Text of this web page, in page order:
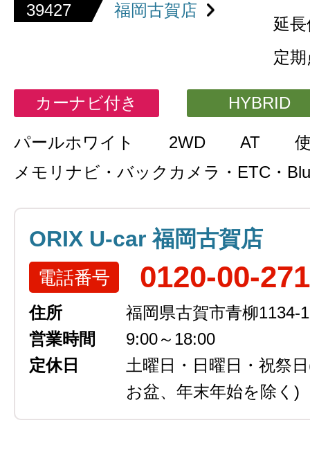
39427 福岡古賀店
延
定
カーナビ付き HYBRID
パールホワイト 2WD AT
メモリナビ・バックカメラ・ETC・
ORIX U-car 福岡古賀店
電話番号 0120-00-
住所
福岡県古賀市青柳1134-1
営業時間
9:00～18:00
定休日
土曜日・日曜日・祝祭日
お盆、年末年始を除く)